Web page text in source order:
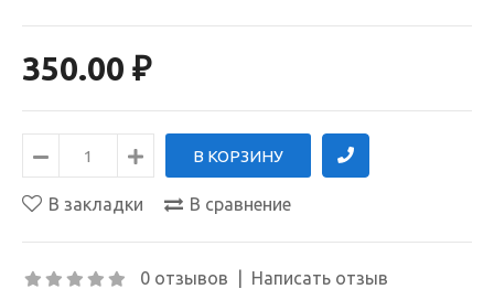
350.00 ₽
В закладки В сравнение
0 отзывов Написать отзыв